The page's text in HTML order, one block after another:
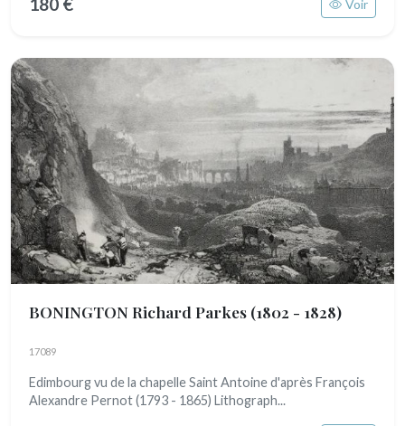
Voir
BONINGTON Richard Parkes (1802 - 1828)
17089
Edimbourg vu de la chapelle Saint Antoine d'après François
Alexandre Pernot (1793 - 1865) Lithograph...